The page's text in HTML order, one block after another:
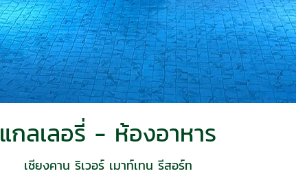
แกลเลอรี่ - ห้องอาหาร
เชียงคาน ริเวอร์ เมาท์เทน รีสอร์ท